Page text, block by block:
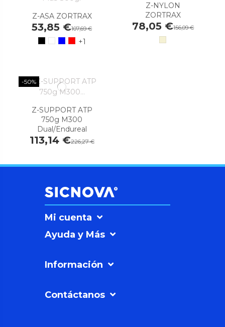
Z-ASA ZORTRAX
53,85 €107,69 €
+1
Z-NYLON
ZORTRAX
78,05 €156,09 €
-50%
Z-SUPPORT ATP
750g M300
Dual/Endureal
113,14 €226,27 €
Mi cuenta
Ayuda y Más
Información
Contáctanos